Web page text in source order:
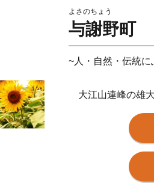
よさのちょう
与謝野町
~人・自然・伝統
大江山連峰の雄
そして、日本三景
空の自然に恵まれ
平成18年３月１
た与謝野町は、総